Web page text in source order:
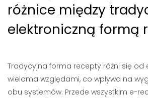
różnice między
elektroniczną formą
Tradycyjna forma recepty różni się
wieloma względami, co wpływa na
obu systemów. Przede wszystkim e-